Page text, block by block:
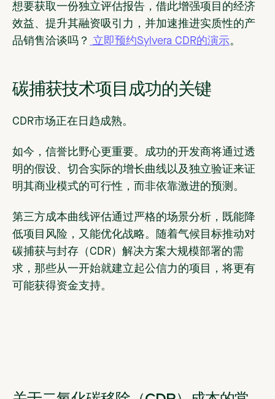
想要获取一份独立评估报告，借此增强项目的经济
效益、提升其融资吸引力，并加速推进实质性的产
品销售洽谈吗？
立即预约Sylvera CDR的演示。
碳捕获技术项目成功的关键
CDR市场正在日趋成熟。
如今，信誉比野心更重要。成功的开发商将通过透
明的假设、切合实际的增长曲线以及独立验证来证
明其商业模式的可行性，而非依靠激进的预测。
第三方成本曲线评估通过严格的场景分析，既能降
低项目风险，又能优化战略。随着气候目标推动对
碳捕获与封存（CDR）解决方案大规模部署的需
求，那些从一开始就建立起公信力的项目，将更有
可能获得资金支持。